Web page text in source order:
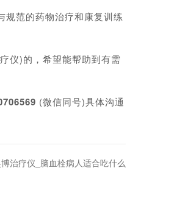
范的药物治疗和康复训练
仪)的，希望能帮助到有需
(微信同号)具体沟通
治疗仪_脑血栓病人适合吃什么